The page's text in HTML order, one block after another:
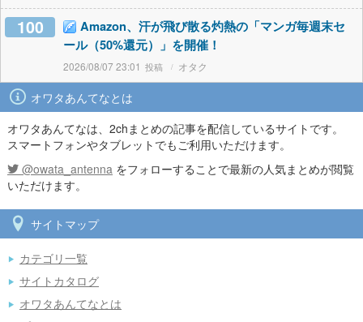
100
Amazon、汗が飛び散る灼熱の「マンガ毎週末セ
ール（50%還元）」を開催！
2026/08/07 23:01 オタク
オワタあんてなとは
オワタあんてなは、2chまとめの記事を配信しているサイトです。
スマートフォンやタブレットでもご利用いただけます。
@owata_antenna をフォローすることで最新の人気まとめが閲覧
いただけます。
サイトマップ
カテゴリ一覧
サイトカタログ
オワタあんてなとは